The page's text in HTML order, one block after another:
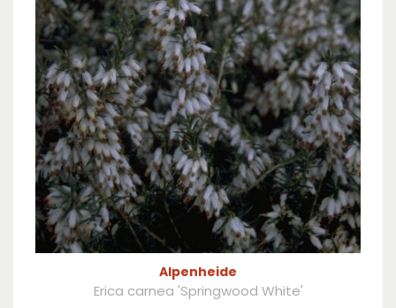
Alpenheide
Erica carnea 'Springwood White'